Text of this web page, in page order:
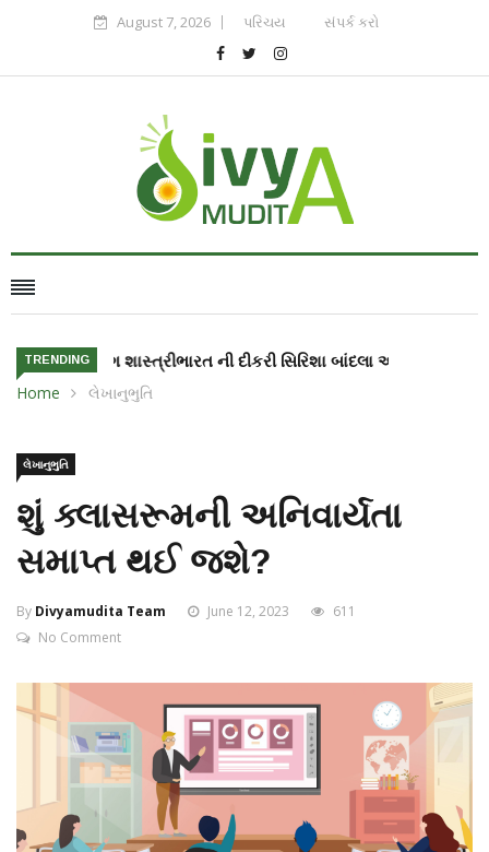
August 7, 2026 પરિચય સંપર્ક કરો
TRENDING ભારત ની દીકરી સિરિશા બાંદલા અંતરીક્ષ માં જશે
Home લેખાનુભુતિ
લેખાનુભુતિ
શું ક્લાસરૂમની અનિવાર્યતા
સમાપ્ત થઈ જશે?
By Divyamudita Team June 12, 2023
611
No Comment